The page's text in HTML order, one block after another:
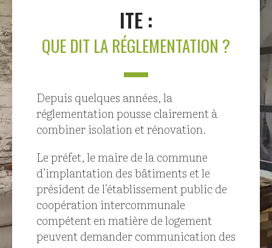
ITE :
QUE DIT LA RÉGLEMENTATION ?
Depuis quelques années, la
réglementation pousse clairement à
combiner isolation et rénovation.
Le préfet, le maire de la commune
d'implantation des bâtiments et le
président de l'établissement public de
coopération intercommunale
compétent en matière de logement
peuvent demander communication des